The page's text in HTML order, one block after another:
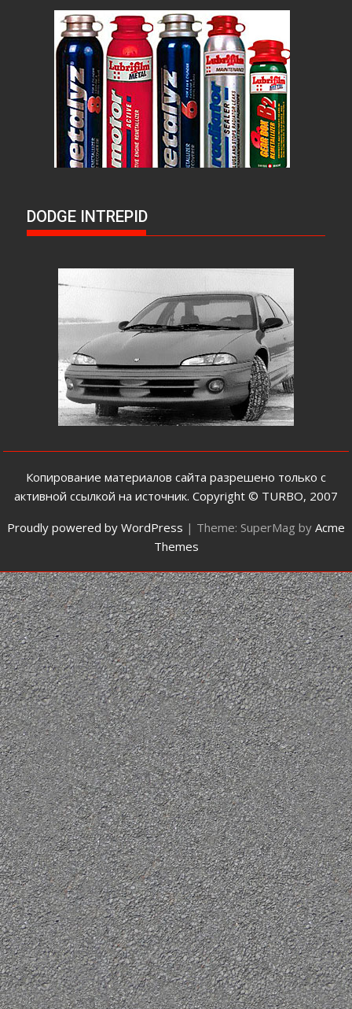
DODGE INTREPID
Копирование материалов сайта разрешено только с
активной cсылкой на источник. Copyright © TURBO, 2007
Proudly powered by WordPress | Theme: SuperMag by Acme
Themes